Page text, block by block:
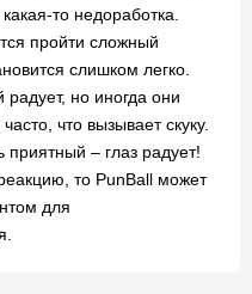
то недоработка.
пройти сложный
слишком легко.
но иногда они
что вызывает скуку.
приятный – глаз радует!
то PunBall может
для